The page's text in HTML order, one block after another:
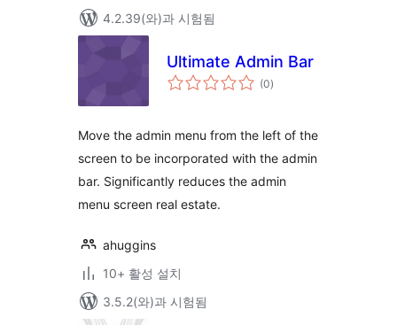
4.2.39(와)과 시험됨
Ultimate Admin Bar
(0전
체)
Move the admin menu from the left of the
screen to be incorporated with the admin
bar. Significantly reduces the admin
menu screen real estate.
ahuggins
10+ 활성 설치
3.5.2(와)과 시험됨